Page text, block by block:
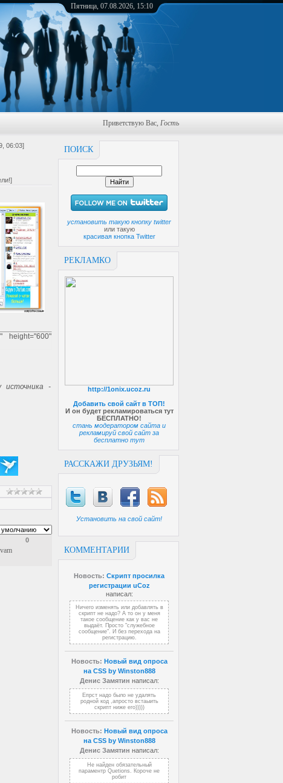
Пятница, 07.08.2026, 15:10
Приветствую Вас, Гость
ПОИСК
установить такую кнопку twitter
или такую
красивая кнопка Twitter
РЕКЛАМКО
http://1onix.ucoz.ru
Добавить свой сайт в ТОП!
И он будет рекламироваться тут
БЕСПЛАТНО!
стань модератором сайта и
рекламируй свой сайт за
бесплатно тут
РАССКАЖИ ДРУЗЬЯМ!
Установить на свой сайт!
КОММЕНТАРИИ
Новость: Скрипт просилка
регистрации uCoz
написал:
Ничего изменять или добавлять в
скрипт не надо? А то он у меня
такое сообщение как у вас не
выдаёт. Просто "служебное
сообщение". И без перехода на
регистрацию.
Новость: Новый вид опроса
на CSS by Winston888
Денис Замятин написал:
Епрст надо было не удалять
родной код ,апросто встаыить
скрипт ниже его)))))
Новость: Новый вид опроса
на CSS by Winston888
Денис Замятин написал:
Не найден обязательный
параментр Quetions. Короче не
робит
06:03]
height="600"
источника -
0